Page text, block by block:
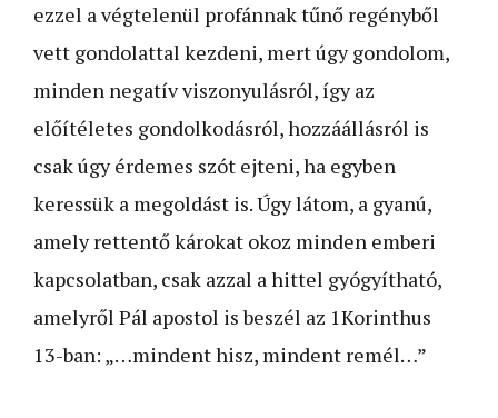
ezzel a végtelenül profánnak tűnő regényből
vett gondolattal kezdeni, mert úgy gondolom,
minden negatív viszonyulásról, így az
előítéletes gondolkodásról, hozzáállásról is
csak úgy érdemes szót ejteni, ha egyben
keressük a megoldást is. Úgy látom, a gyanú,
amely rettentő károkat okoz minden emberi
kapcsolatban, csak azzal a hittel gyógyítható,
amelyről Pál apostol is beszél az 1Korinthus
13-ban: „…mindent hisz, mindent remél…”